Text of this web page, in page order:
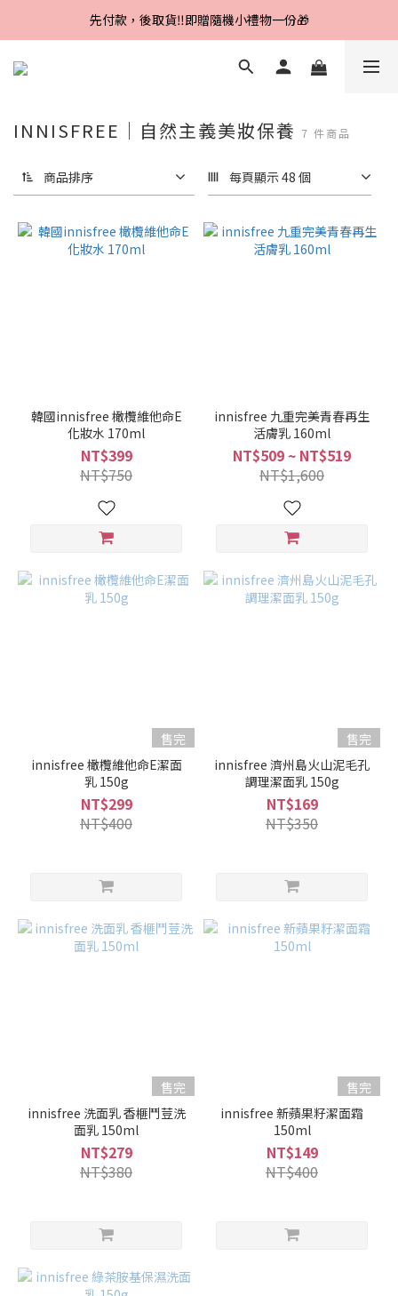
Line好友招募中，首購、回購皆贈100元
先付款，後取貨‼️即贈隨機小禮物一份🎁
Line好友招募中，首購、回購皆贈100元
INNISFREE｜自然主義美妝保養 7 件商品
商品排序 每頁顯示 48 個
韓國innisfree 橄欖維他命E
化妝水 170ml
NT$399
NT$750
innisfree 九重完美青春再生
活膚乳 160ml
NT$509 ~ NT$519
NT$1,600
售完
innisfree 橄欖維他命E潔面
乳 150g
NT$299
NT$400
售完
innisfree 濟州島火山泥毛孔
調理潔面乳 150g
NT$169
NT$350
售完
innisfree 洗面乳 香榧鬥荳洗
面乳 150ml
NT$279
NT$380
售完
innisfree 新蘋果籽潔面霜
150ml
NT$149
NT$400